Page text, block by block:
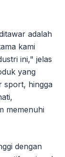
adalah
kami
ini," jelas
yang
sport, hingga
memenuhi
dengan